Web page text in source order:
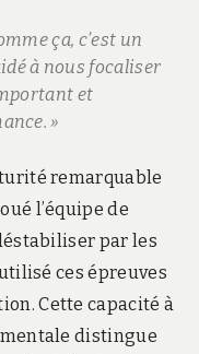
ça, c’est un
à nous focaliser
et
»
remarquable
l’équipe de
par les
ces épreuves
Cette capacité à
distingue